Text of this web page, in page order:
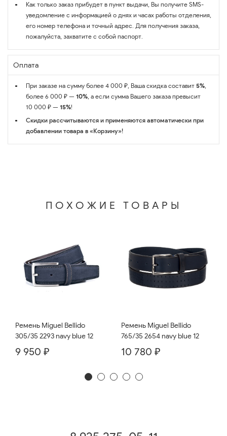
Как только заказ прибудет в пункт выдачи, Вы получите SMS-
уведомление с информацией о днях и часах работы отделения,
его номер телефона и точный адрес. Для получения заказа,
пожалуйста, захватите с собой паспорт.
Оплата
При заказе на сумму более 4 000 ₽, Ваша скидка составит 5%,
более 6 000 ₽ — 10%, а если сумма Вашего заказа превысит
10 000 ₽ — 15%!
Скидки рассчитываются и применяются автоматически при
добавлении товара в «Корзину»!
ПОХОЖИЕ ТОВАРЫ
Ремень Miguel Bellido
305/35 2293 navy blue 12
9 950 ₽
Ремень Miguel Bellido
765/35 2654 navy blue 12
10 780 ₽